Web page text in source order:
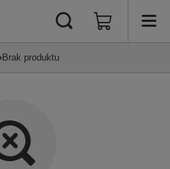
Brak produktu